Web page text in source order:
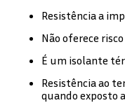
Resistência a
Não oferece
É um isolante
Resistência ao tempo sem amarelar ou quebrar
quando exposto